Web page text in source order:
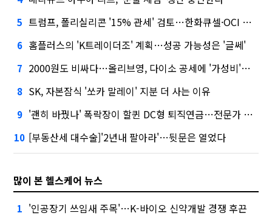
5 트럼프, 폴리실리콘 '15% 관세' 검토…한화큐셀·OCI 영향은?
6 홈플러스의 'K트레이더조' 계획…성공 가능성은 '글쎄'
7 2000원도 비싸다…올리브영, 다이소 공세에 '가성비'로 맞불
8 SK, 자본잠식 '쏘카 말레이' 지분 더 사는 이유
9 '괜히 바꿨나' 폭락장이 할퀸 DC형 퇴직연금…전문가 조언은
10 [부동산세 대수술]'2년내 팔아라'…뒷문은 열었다
많이 본 헬스케어 뉴스
1 '인공장기 쓰임새 주목'…K-바이오 신약개발 경쟁 후끈